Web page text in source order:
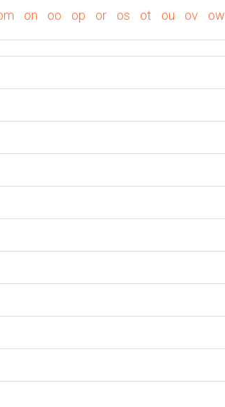
on oo op or os ot ou ov ow